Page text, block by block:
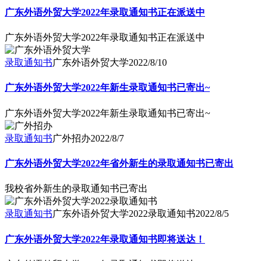
广东外语外贸大学2022年录取通知书正在派送中
广东外语外贸大学2022年录取通知书正在派送中
录取通知书广东外语外贸大学2022/8/10
广东外语外贸大学2022年新生录取通知书已寄出~
广东外语外贸大学2022年新生录取通知书已寄出~
录取通知书广外招办2022/8/7
广东外语外贸大学2022年省外新生的录取通知书已寄出
我校省外新生的录取通知书已寄出
录取通知书广东外语外贸大学2022录取通知书2022/8/5
广东外语外贸大学2022年录取通知书即将送达！